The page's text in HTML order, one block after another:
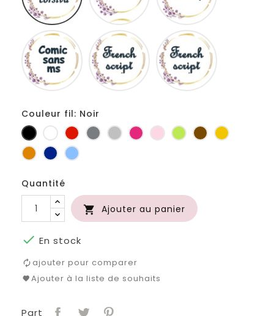
Comic
sans
ms
French
script
Couleur fil: Noir
Noir BlancRougeGris
foncé
Gris
clair
Fuchsia
RoseAnis MarronJaune
OrangeMarineBleu
Quantité
 Ajouter au panier
 En stock
ajouter pour comparer
Ajouter à la liste de souhaits
Part